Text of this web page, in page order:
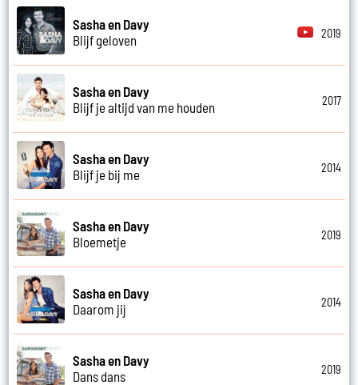
Sasha en Davy
Blijf geloven
2019
Sasha en Davy
Blijf je altijd van me houden
2017
Sasha en Davy
Blijf je bij me
2014
Sasha en Davy
Bloemetje
2019
Sasha en Davy
Daarom jij
2014
Sasha en Davy
Dans dans
2019